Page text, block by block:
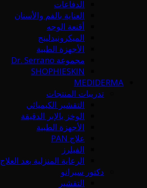
الدفاعات
العناية بالفم والأسنان
أقنعة الوجه
الميكرونيدلينج
الأجهزة الطبية
مجموعة Dr. Serrano
SHOPHIESKIN
MEDIDERMA
تدريبات المنتجات
التقشير الكيميائي
الوخز بالإبر الدقيقة
الأجهزة الطبية
علاج PAN
الفيلرز
الرعاية المنزلية بعد العلاج
دكتور سيرانو
التقشير